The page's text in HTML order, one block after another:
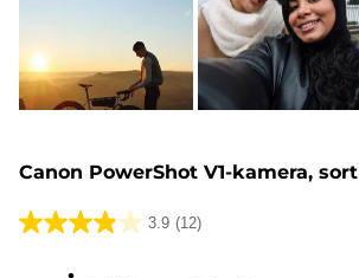
Canon PowerShot V1-kamera, sort
3.9 (12)
3.9